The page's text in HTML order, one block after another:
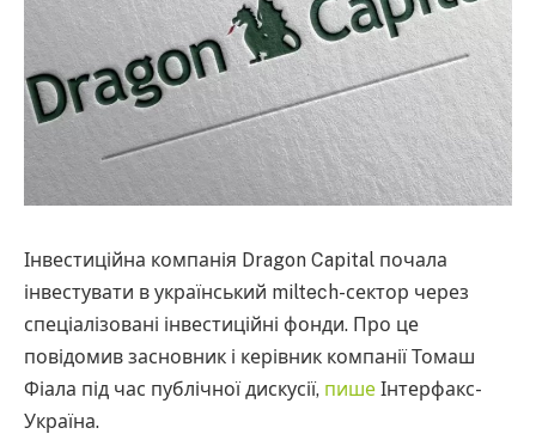
Інвестиційна компанія Dragon Capital почала
інвестувати в український miltech-сектор через
спеціалізовані інвестиційні фонди. Про це
повідомив засновник і керівник компанії Томаш
Фіала під час публічної дискусії, пише Інтерфакс-
Україна.